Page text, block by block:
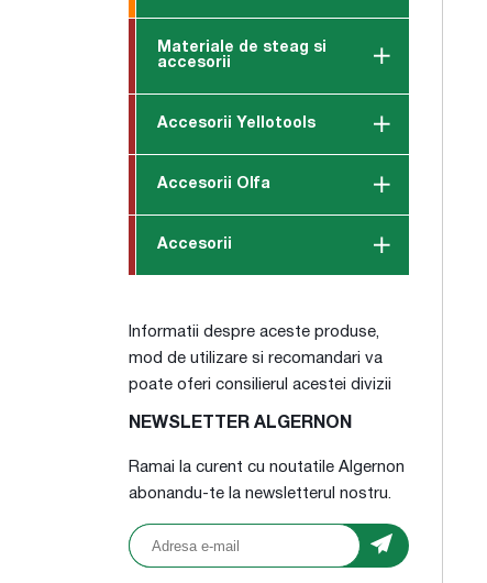
Materiale de steag si
accesorii
Accesorii Yellotools
Accesorii Olfa
Accesorii
Informatii despre aceste produse,
mod de utilizare si recomandari va
poate oferi consilierul acestei divizii
NEWSLETTER ALGERNON
Ramai la curent cu noutatile Algernon
abonandu-te la newsletterul nostru.